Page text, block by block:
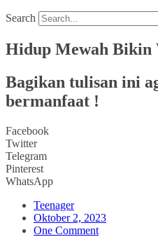
Search
Hidup Mewah Bikin
Bagikan tulisan ini
bermanfaat !
Facebook
Twitter
Telegram
Pinterest
WhatsApp
Teenager
Oktober 2, 2023
One Comment